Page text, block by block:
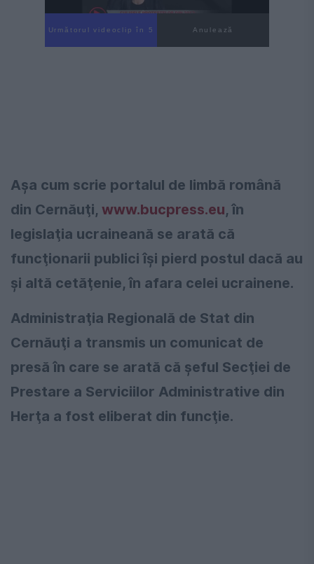
Următorul videoclip în 4 Anulează
Aşa cum scrie portalul de limbă română
din Cernăuţi, www.bucpress.eu, în
legislaţia ucraineană se arată că
funcţionarii publici îşi pierd postul dacă au
şi altă cetăţenie, în afara celei ucrainene.
Administraţia Regională de Stat din
Cernăuţi a transmis un comunicat de
presă în care se arată că şeful Secţiei de
Prestare a Serviciilor Administrative din
Herţa a fost eliberat din funcţie.